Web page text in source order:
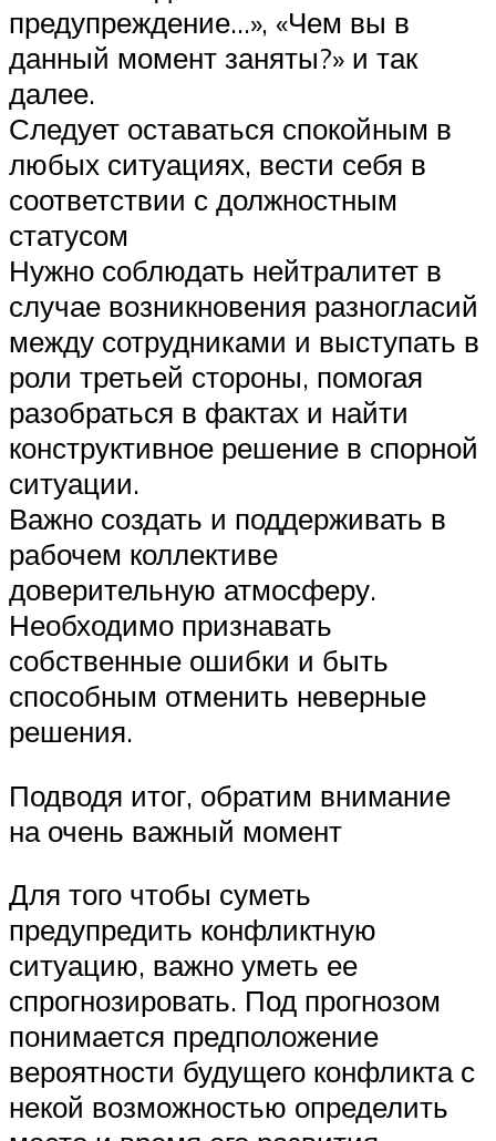
предупреждение…», «Чем вы в
данный момент заняты?» и так
далее.
Следует оставаться спокойным в
любых ситуациях, вести себя в
соответствии с должностным
статусом
Нужно соблюдать нейтралитет в
случае возникновения разногласий
между сотрудниками и выступать в
роли третьей стороны, помогая
разобраться в фактах и найти
конструктивное решение в спорной
ситуации.
Важно создать и поддерживать в
рабочем коллективе
доверительную атмосферу.
Необходимо признавать
собственные ошибки и быть
способным отменить неверные
решения.
Подводя итог, обратим внимание
на очень важный момент
Для того чтобы суметь
предупредить конфликтную
ситуацию, важно уметь ее
спрогнозировать. Под прогнозом
понимается предположение
вероятности будущего конфликта с
некой возможностью определить